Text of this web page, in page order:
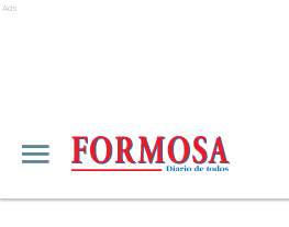
Ads